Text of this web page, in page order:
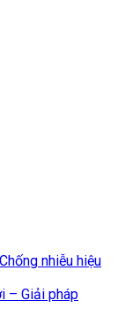
nhiễu hiệu
– Giải pháp